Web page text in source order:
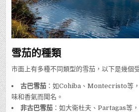
雪茄的種類
市面上有多種不同類型的雪茄，以下是幾個
古巴雪茄 ：如Cohiba、Montecristo等
味和香氣而聞名。
非古巴雪茄 ：如大衛杜夫、Partagas等